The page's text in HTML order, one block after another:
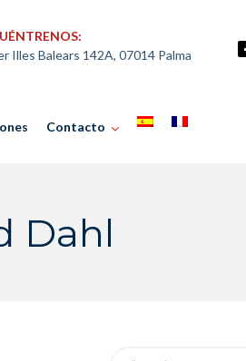
Illes Balears 142A, 07014 Palma
Contacto
Dahl